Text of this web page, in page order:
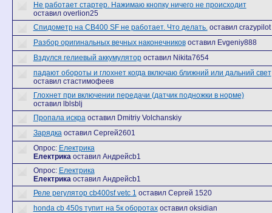
Не работает стартер. Нажимаю кнопку ничего не происходит
оставил overlion25
Спидометр на CB400 SF не работает. Что делать. оставил crazypilot
Разбор оригинальных вечных наконечников оставил Evgeniy888
Вздулся гелиевый аккумулятор оставил Nikita7654
падают обороты и глохнет когда включаю ближний или дальний свет
оставил стастимофеев
Глохнет при включении передачи (датчик подножки в норме)
оставил lblsblj
Пропала искра оставил Dmitriy Volchanskiy
Зарядка оставил Сергей2601
Опрос: Електрика
Електрикаоставил Андрейcb1
Опрос: Електрика
Електрикаоставил Андрейcb1
Реле регулятор cb400sf vetc 1 оставил Сергей 1520
honda cb 450s тупит на 5к оборотах оставил oksidian